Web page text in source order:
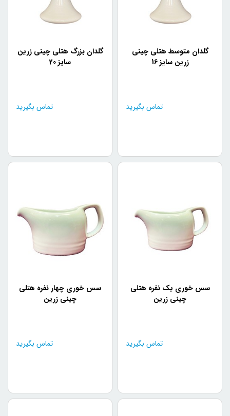
گلدان متوسط هتلی چینی
زرین سایز 16
تماس بگیرید
گلدان بزرگ هتلی چینی زرین
سایز 20
تماس بگیرید
سس خوری یک نفره هتلی
چینی زرین
تماس بگیرید
سس خوری چهار نفره هتلی
چینی زرین
تماس بگیرید